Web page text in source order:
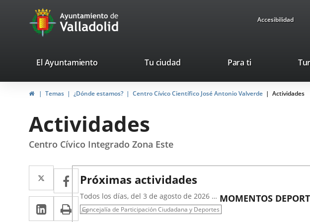
Portal
Web
Ayuntamiento
de
Accesibilidad
valladolid.es
El Ayuntamiento Tu ciudad Para ti
InicioTemas ¿Dónde estamos? Centro Cívico Científico José Antonio Valverde Actividades
Actividades
Centro Cívico Integrado Zona Este
Twitter
Enlace
a
una
Facebook
Enlace
a
una
LinkedIn
EnlaceImprimir
Próximas actividades
MOMENTOS
Todos los días, del 3 de agosto de 2026 al
31 de agosto de 2026
Concejalía de Participación Ciudadana y Deportes